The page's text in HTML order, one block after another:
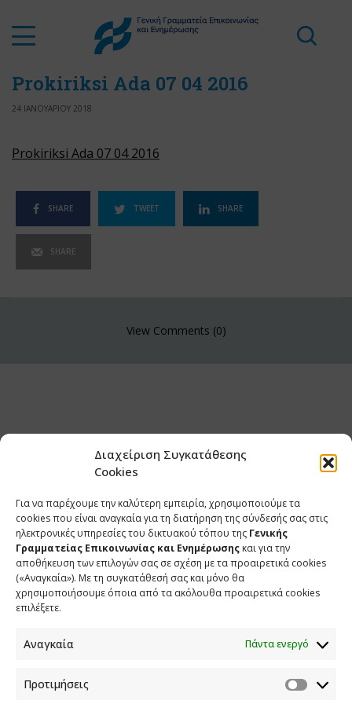
Διαχείριση Συγκατάθεσης
Cookies
Για να παρέχουμε την καλύτερη εμπειρία, χρησιμοποιούμε τα
cookies που είναι αναγκαία για τη διατήρηση της σύνδεσής σας στις
ηλεκτρονικές υπηρεσίες του δικτυακού τόπου της Γενικής
Γραμματείας Επικοινωνίας και Ενημέρωσης και για την
αποθήκευση των επιλογών σας σε σχέση με τα προαιρετικά cookies
(«Αναγκαία»). Με τη συγκατάθεσή σας και μόνο θα
χρησιμοποιήσουμε όποια από τα ακόλουθα προαιρετικά cookies
επιλέξετε.
Αναγκαία Πάντα ενεργό
Προτιμήσεις
Prokiriksi Ada 07 04 2016
24 ΙΑΝΟΥΑΡΙΟΥ 2018
Prokiriksi Ada 07 04 2016
SHARE TWEET SHARE
SHARE
View Comments (0)
ΕΠΙΚΟΙΝΩΝΙΑ
Φραγκούδη 11 & Αλεξάνδρου Πάντου
info.media@media.gov.gr